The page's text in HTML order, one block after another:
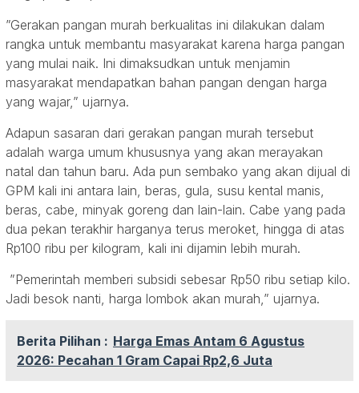
”Gerakan pangan murah berkualitas ini dilakukan dalam
rangka untuk membantu masyarakat karena harga pangan
yang mulai naik. Ini dimaksudkan untuk menjamin
masyarakat mendapatkan bahan pangan dengan harga
yang wajar,” ujarnya.
Adapun sasaran dari gerakan pangan murah tersebut
adalah warga umum khususnya yang akan merayakan
natal dan tahun baru. Ada pun sembako yang akan dijual di
GPM kali ini antara lain, beras, gula, susu kental manis,
beras, cabe, minyak goreng dan lain-lain. Cabe yang pada
dua pekan terakhir harganya terus meroket, hingga di atas
Rp100 ribu per kilogram, kali ini dijamin lebih murah.
”Pemerintah memberi subsidi sebesar Rp50 ribu setiap kilo.
Jadi besok nanti, harga lombok akan murah,” ujarnya.
Berita Pilihan : Harga Emas Antam 6 Agustus
2026: Pecahan 1 Gram Capai Rp2,6 Juta